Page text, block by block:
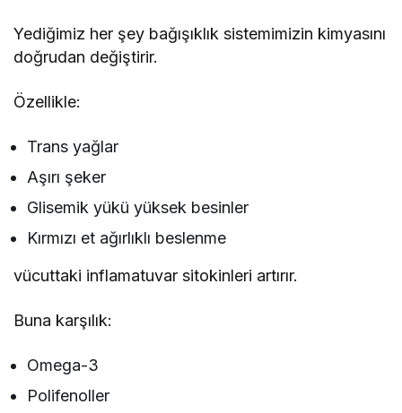
Yediğimiz her şey bağışıklık sistemimizin kimyasını
doğrudan değiştirir.
Özellikle:
Trans yağlar
Aşırı şeker
Glisemik yükü yüksek besinler
Kırmızı et ağırlıklı beslenme
vücuttaki inflamatuvar sitokinleri artırır.
Buna karşılık:
Omega-3
Polifenoller